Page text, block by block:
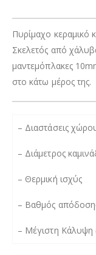
Πυρίμαχο κεραμικό
Σκελετός από
μαντεμόπλακες
στο κάτω μέρος της.
– Διαστάσεις
– Διάμετρος
– Θερμική ισχύς
– Βαθμός
– Μέγιστη Κάλυψη